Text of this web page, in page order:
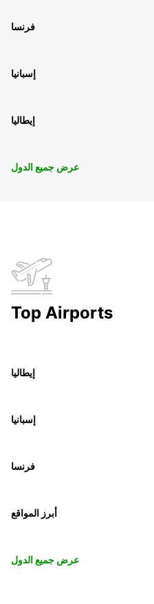
فرنسا
إسبانيا
إيطاليا
عرض جميع الدول
Top Airports
إيطاليا
إسبانيا
فرنسا
أبرز المواقع
عرض جميع الدول